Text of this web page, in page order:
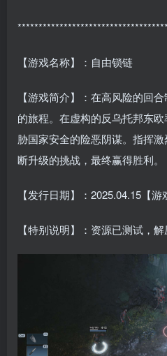
【游戏名称】：自由锁链
【游戏简介】：在高风险的回
的旅程。在虚构的反乌托邦东
胁国家安全的险恶阴谋。指挥
断升级的挑战，最终赢得胜利。
【发行日期】：2025.04.15【
【特别说明】：资源已测试，解